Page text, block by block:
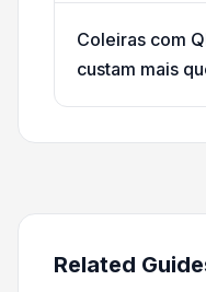
Coleiras com
custam mais
Related